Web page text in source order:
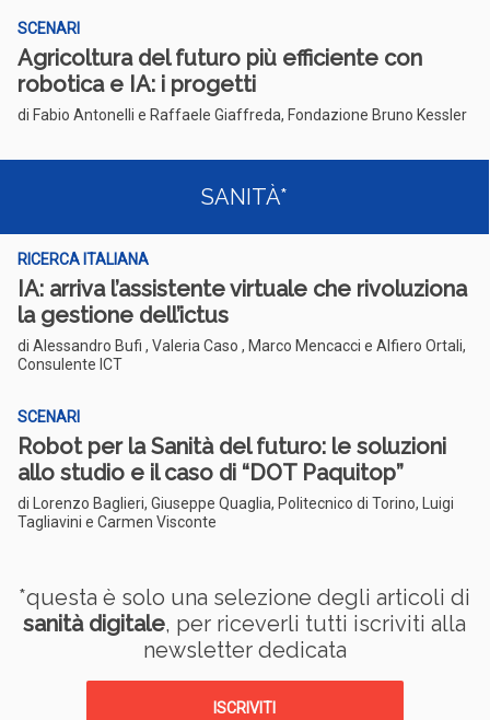
SCENARI
Agricoltura del futuro più efficiente con
robotica e IA: i progetti
di Fabio Antonelli e Raffaele Giaffreda, Fondazione Bruno Kessler
SANITÀ*
RICERCA ITALIANA
IA: arriva l’assistente virtuale che rivoluziona
la gestione dell’ictus
di Alessandro Bufi , Valeria Caso , Marco Mencacci e Alfiero Ortali,
Consulente ICT
SCENARI
Robot per la Sanità del futuro: le soluzioni
allo studio e il caso di “DOT Paquitop”
di Lorenzo Baglieri, Giuseppe Quaglia, Politecnico di Torino, Luigi
Tagliavini e Carmen Visconte
*questa è solo una selezione degli articoli di
sanità digitale, per riceverli tutti iscriviti alla
newsletter dedicata
ISCRIVITI